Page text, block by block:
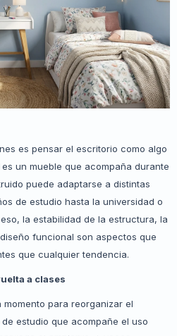
es pensar el escritorio como algo
un mueble que acompaña durante
puede adaptarse a distintas
de estudio hasta la universidad o
la estabilidad de la estructura, la
funcional son aspectos que
que cualquier tendencia.
a clases
para reorganizar el
estudio que acompañe el uso